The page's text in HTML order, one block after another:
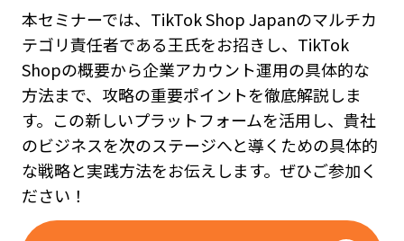
本セミナーでは、TikTok Shop Japanのマルチカ
テゴリ責任者である王氏をお招きし、TikTok
Shopの概要から企業アカウント運用の具体的な
方法まで、攻略の重要ポイントを徹底解説しま
す。この新しいプラットフォームを活用し、貴社
のビジネスを次のステージへと導くための具体的
な戦略と実践方法をお伝えします。ぜひご参加く
ださい！